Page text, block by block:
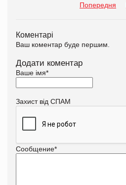
Попередня
Коментарі
Ваш коментар буде першим.
Додати коментар
Ваше імя*
Захист від СПАМ
Сообщение*